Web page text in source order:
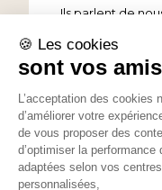
Ils parlent de
Nos chefs étoilés
FAQ
Qualité des plats
Résultats et
témoignages